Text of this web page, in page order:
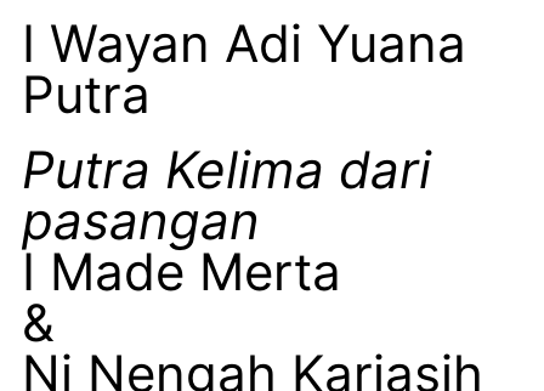
I Wayan Adi Yuana
Putra
Putra Kelima dari
pasangan
I Made Merta
&
Ni Nengah Kariasih